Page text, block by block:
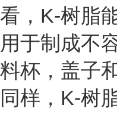
看，K-树脂
用于制成不
料杯，盖子
同样，K-树